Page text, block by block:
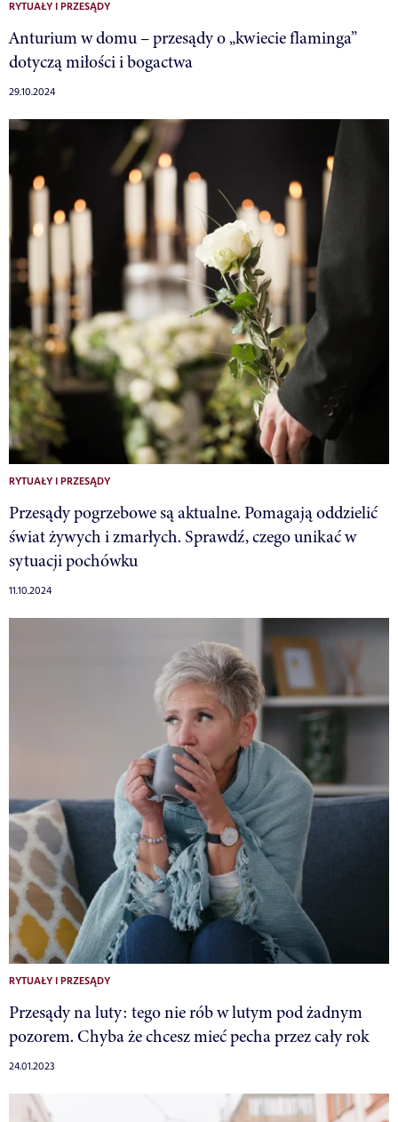
RYTUAŁY I PRZESĄDY
Anturium w domu – przesądy o „kwiecie flaminga”
dotyczą miłości i bogactwa
29.10.2024
RYTUAŁY I PRZESĄDY
Przesądy pogrzebowe są aktualne. Pomagają oddzielić
świat żywych i zmarłych. Sprawdź, czego unikać w
sytuacji pochówku
11.10.2024
RYTUAŁY I PRZESĄDY
Przesądy na luty: tego nie rób w lutym pod żadnym
pozorem. Chyba że chcesz mieć pecha przez cały rok
24.01.2023